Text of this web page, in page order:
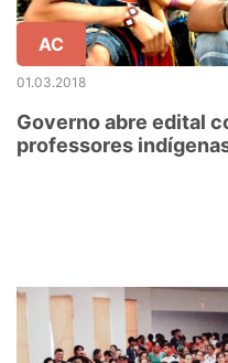
AC
01.03.2018
Governo abre edital
professores